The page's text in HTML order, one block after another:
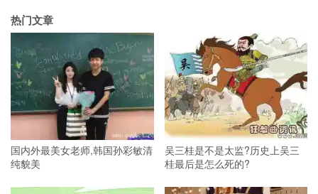
热门文章
国内外最美女老师,韩国孙彩敏清
纯貌美
吴三桂是不是太监?历史上吴三
桂最后是怎么死的?